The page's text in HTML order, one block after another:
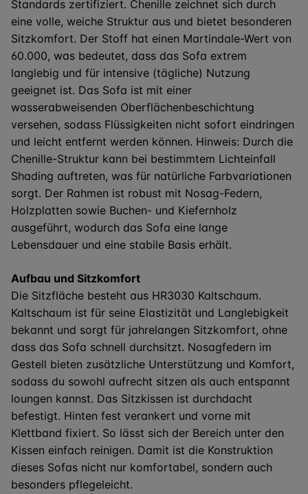
Standards zertifiziert. Chenille zeichnet sich durch
eine volle, weiche Struktur aus und bietet besonderen
Sitzkomfort. Der Stoff hat einen Martindale-Wert von
60.000, was bedeutet, dass das Sofa extrem
langlebig und für intensive (tägliche) Nutzung
geeignet ist. Das Sofa ist mit einer
wasserabweisenden Oberflächenbeschichtung
versehen, sodass Flüssigkeiten nicht sofort eindringen
und leicht entfernt werden können. Hinweis: Durch die
Chenille-Struktur kann bei bestimmtem Lichteinfall
Shading auftreten, was für natürliche Farbvariationen
sorgt. Der Rahmen ist robust mit Nosag-Federn,
Holzplatten sowie Buchen- und Kiefernholz
ausgeführt, wodurch das Sofa eine lange
Lebensdauer und eine stabile Basis erhält.
Aufbau und Sitzkomfort
Die Sitzfläche besteht aus HR3030 Kaltschaum.
Kaltschaum ist für seine Elastizität und Langlebigkeit
bekannt und sorgt für jahrelangen Sitzkomfort, ohne
dass das Sofa schnell durchsitzt. Nosagfedern im
Gestell bieten zusätzliche Unterstützung und Komfort,
sodass du sowohl aufrecht sitzen als auch entspannt
loungen kannst. Das Sitzkissen ist durchdacht
befestigt. Hinten fest verankert und vorne mit
Klettband fixiert. So lässt sich der Bereich unter den
Kissen einfach reinigen. Damit ist die Konstruktion
dieses Sofas nicht nur komfortabel, sondern auch
besonders pflegeleicht.